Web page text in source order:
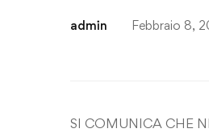
admin Febbraio 8,
SI COMUNICA CHE